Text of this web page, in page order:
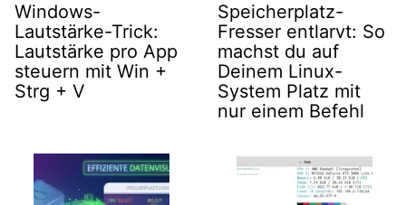
Windows-
Lautstärke-Trick:
Lautstärke pro App
steuern mit Win +
Strg + V
Speicherplatz-
Fresser entlarvt: So
machst du auf
Deinem Linux-
System Platz mit
nur einem Befehl